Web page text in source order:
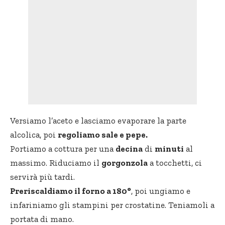
Versiamo l’aceto e lasciamo evaporare la parte
alcolica, poi regoliamo sale e pepe.
Portiamo a cottura per una decina di minuti al
massimo. Riduciamo il gorgonzola a tocchetti, ci
servirà più tardi.
Preriscaldiamo il forno a 180°, poi ungiamo e
infariniamo gli stampini per crostatine. Teniamoli a
portata di mano.